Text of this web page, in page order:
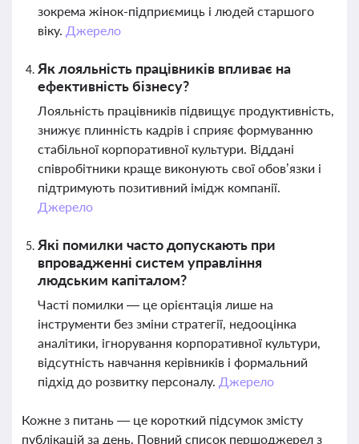
зокрема жінок-підприємиць і людей старшого
віку. Джерело
Як лояльність працівників впливає на
ефективність бізнесу?
Лояльність працівників підвищує продуктивність,
знижує плинність кадрів і сприяє формуванню
стабільної корпоративної культури. Віддані
співробітники краще виконують свої обов’язки і
підтримують позитивний імідж компанії.
Джерело
Які помилки часто допускають при
впровадженні систем управління
людським капіталом?
Часті помилки — це орієнтація лише на
інструменти без зміни стратегії, недооцінка
аналітики, ігнорування корпоративної культури,
відсутність навчання керівників і формальний
підхід до розвитку персоналу. Джерело
Кожне з питань — це короткий підсумок змісту
публікацій за день. Повний список першоджерел з